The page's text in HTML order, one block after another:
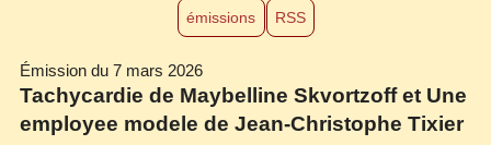
émissions RSS
Émission du 7 mars 2026
Tachycardie de Maybelline Skvortzoff et Une
employee modele de Jean‐Christophe Tixier